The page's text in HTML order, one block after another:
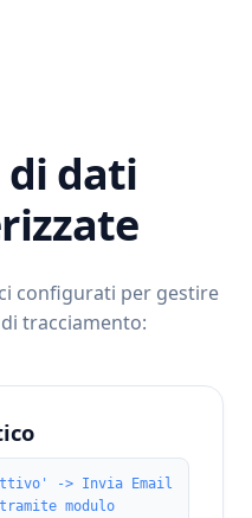
di dati
configurati per gestire
tracciamento:
-> Invia Email
modulo